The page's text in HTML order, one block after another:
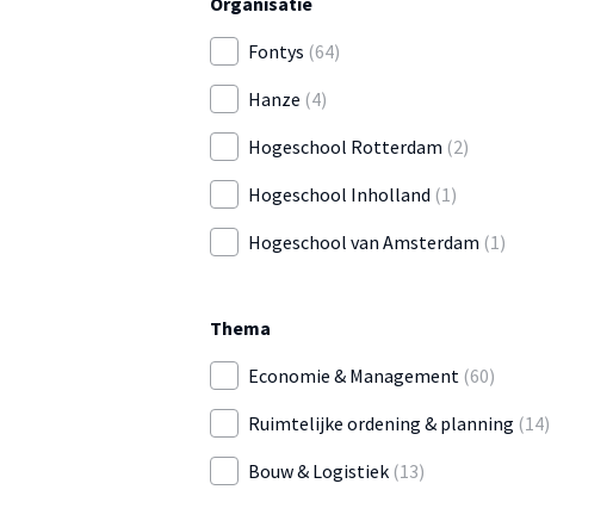
Fontys (64)
Hanze (4)
Hogeschool Rotterdam (2)
Hogeschool Inholland (1)
Hogeschool van Amsterdam (1)
Thema
Economie & Management (60)
Ruimtelijke ordening & planning (14)
Bouw & Logistiek (13)